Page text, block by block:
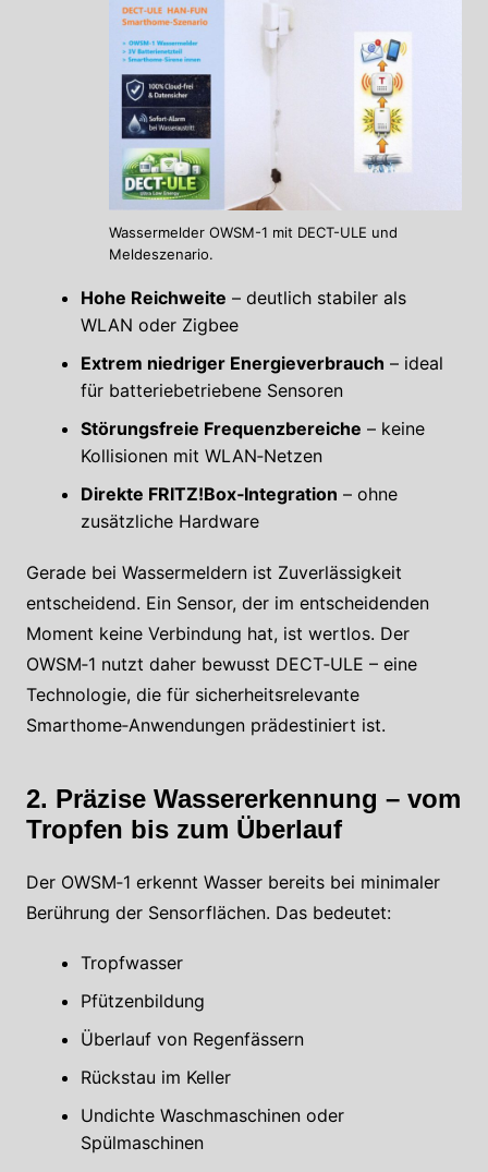
Wassermelder OWSM-1 mit DECT-ULE und
Meldeszenario.
Hohe Reichweite – deutlich stabiler als
WLAN oder Zigbee
Extrem niedriger Energieverbrauch – ideal
für batteriebetriebene Sensoren
Störungsfreie Frequenzbereiche – keine
Kollisionen mit WLAN‑Netzen
Direkte FRITZ!Box‑Integration – ohne
zusätzliche Hardware
Gerade bei Wassermeldern ist Zuverlässigkeit
entscheidend. Ein Sensor, der im entscheidenden
Moment keine Verbindung hat, ist wertlos. Der
OWSM‑1 nutzt daher bewusst DECT‑ULE – eine
Technologie, die für sicherheitsrelevante
Smarthome‑Anwendungen prädestiniert ist.
2. Präzise Wassererkennung – vom
Tropfen bis zum Überlauf
Der OWSM‑1 erkennt Wasser bereits bei minimaler
Berührung der Sensorflächen. Das bedeutet:
Tropfwasser
Pfützenbildung
Überlauf von Regenfässern
Rückstau im Keller
Undichte Waschmaschinen oder
Spülmaschinen